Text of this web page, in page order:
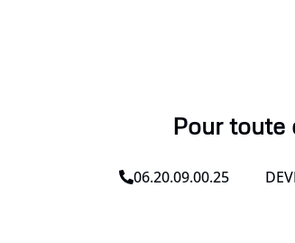
Pour toute
06.20.09.00.25